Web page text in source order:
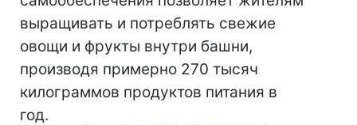
выращивать и потреблять свежие
овощи и фрукты внутри башни,
производя примерно 270 тысяч
килограммов продуктов питания в
год.